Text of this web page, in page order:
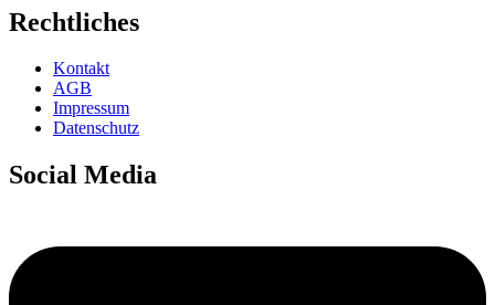
Rechtliches
Kontakt
AGB
Impressum
Datenschutz
Social Media